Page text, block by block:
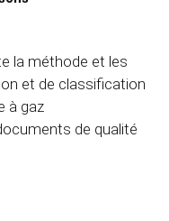
la méthode et les
et de classification
à gaz
de qualité